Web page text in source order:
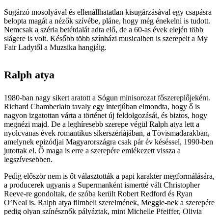
Sugárzó mosolyával és ellenállhatatlan kisugárzásával egy csapásra
belopta magát a nézők szívébe, pláne, hogy még énekelni is tudott.
Nemcsak a széria betétdalát adta elő, de a 60-as évek elején több
slágere is volt. Később több színházi musicalben is szerepelt a My
Fair Ladytől a Muzsika hangjáig.
Ralph atya
1980-ban nagy sikert aratott a Sógun minisorozat főszereplőjeként.
Richard Chamberlain tavaly egy interjúban elmondta, hogy ő is
nagyon izgatottan várta a történet új feldolgozását, és biztos, hogy
megnézi majd. De a leghíresebb szerepe végül Ralph atya lett a
nyolcvanas évek romantikus sikerszériájában, a Tövismadarakban,
amelynek epizódjai Magyarországra csak pár év késéssel, 1990-ben
jutottak el. Ő maga is erre a szerepére emlékezett vissza a
legszívesebben.
Pedig először nem is őt választották a papi karakter megformálására,
a producerek ugyanis a Supermanként ismertté vált Christopher
Reeve-re gondoltak, de szóba került Robert Redford és Ryan
O’Neal is. Ralph atya filmbeli szerelmének, Meggie-nek a szerepére
pedig olyan színésznők pályáztak, mint Michelle Pfeiffer, Olivia